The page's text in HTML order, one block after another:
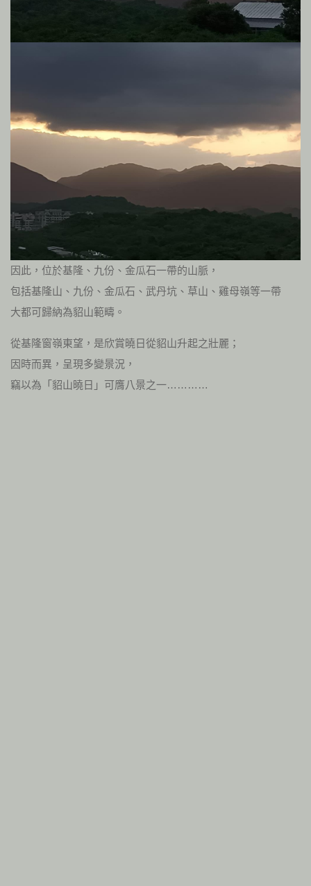
因此，位於基隆、九份、金瓜石一帶的山脈，
包括基隆山、九份、金瓜石、武丹坑、草山、雞母嶺等一帶
大都可歸納為貂山範疇。
從基隆窗嶺東望，是欣賞曉日從貂山升起之壯麗；
因時而異，呈現多變景況，
竊以為「貂山曉日」可膺八景之一…………